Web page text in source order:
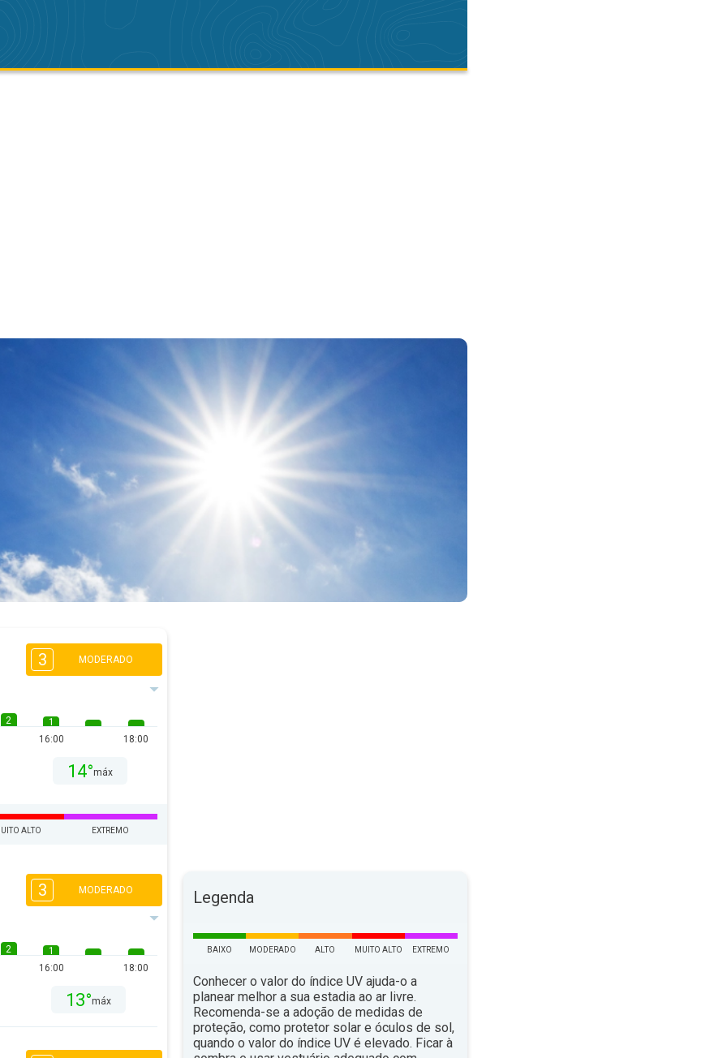
3 MODERADO
2
1
16:00
18:00
14°máx
ALTO EXTREMO
3 MODERADO
2
1
16:00
18:00
13°máx
Legenda
BAIXO MODERADO ALTO MUITO ALTO EXTREMO
Conhecer o valor do índice UV ajuda-o a
planear melhor a sua estadia ao ar livre.
Recomenda-se a adoção de medidas de
proteção, como protetor solar e óculos de sol,
quando o valor do índice UV é elevado. Ficar à